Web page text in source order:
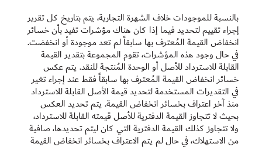
بالنسبة للموجودات خلاف الشهرة التجارية، يتم بتاريخ كل تقرير
إجراء تقييم لتحديد فيما إذا كان هناك مؤشرات تفيد بأن خسائر
انخفاض القيمة المُعترف بها سابقاً لم ‏تعد موجودة أو انخفضت.
في حال وجود هذه المؤشرات، تقوم المجموعة بتقدير القيمة
القابلة للاسترداد للأصل أو الوحدة ‏المُنتجة للنقد. يتم عكس
خسائر انخفاض القيمة المُعترف بها سابقاً فقط عند إجراء تغير
في التقديرات المستخدمة لتحديد ‏قيمة الأصل القابلة للاسترداد
منذ آخر اعتراف بخسائر انخفاض القيمة. يتم تحديد العكس
بحيث لا تتجاوز القيمة الدفترية ‏للأصل قيمته القابلة للاسترداد،
ولا تتجاوز كذلك القيمة الدفترية التي كان ليتم تحديدها، صافية
من الاستهلاك، في حال لم ‏يتم الاعتراف بخسائر انخفاض القيمة